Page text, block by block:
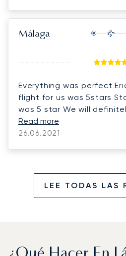
Málaga
Everything was perfect Eric that booked the
flight for us was 5stars Staff on the flight
was 5 star We will definitely go with you
again
Read more
26.06.2021
LEE TODAS LAS